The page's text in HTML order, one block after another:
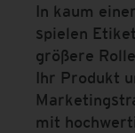
In kaum
spielen
größere
Ihr Produkt
mit